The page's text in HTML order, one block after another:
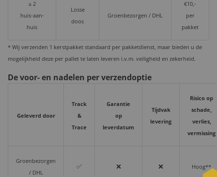
≥ 2
huis-aan-
huis
Losse
doos
Groenbezorgen / DHL
€10,-
per
pakket
* Wij verzenden 1 kerstpakket standaard per pakketdienst, maar bieden u de
mogelijkheid deze per pallet te laten leveren i.v.m. veiligheid en zekerheid.
De voor- en nadelen per verzendoptie
Geleverd door
Track
&
Trace
Garantie
op
leverdatum
Tijdvak
levering
Risico op
schade,
verlies,
vermissing
Groenbezorgen
/ DHL
✅ ❌ ❌ Hoog**